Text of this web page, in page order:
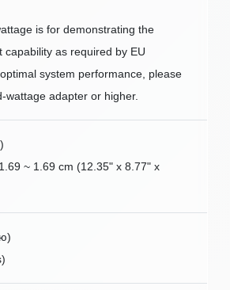
is for demonstrating the
capability as required by EU
system performance, please
wattage adapter or higher.
~ 1.69 cm (12.35" x 8.77" x